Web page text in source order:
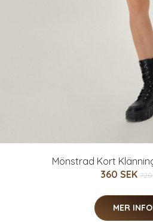
Mönstrad Kort
360 SEK 720
MER